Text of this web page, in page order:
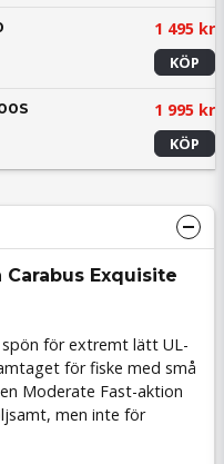
1 495 kr
KÖP
1 995 kr
KÖP
Exquisite
spön för extremt lätt UL-
för fiske med små
Moderate Fast-aktion
men inte för